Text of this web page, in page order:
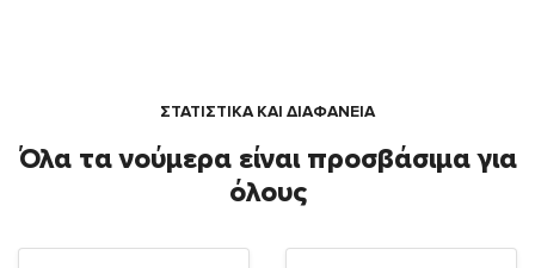
ΣΤΑΤΙΣΤΙΚΑ ΚΑΙ ΔΙΑΦΑΝΕΙΑ
Όλα τα νούμερα είναι προσβάσιμα για
όλους